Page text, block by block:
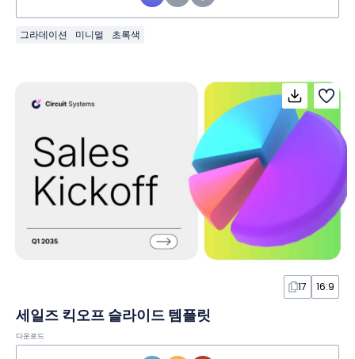
그라데이션 미니멀 초록색
17 16:9
세일즈 킥오프 슬라이드 템플릿
다운로드